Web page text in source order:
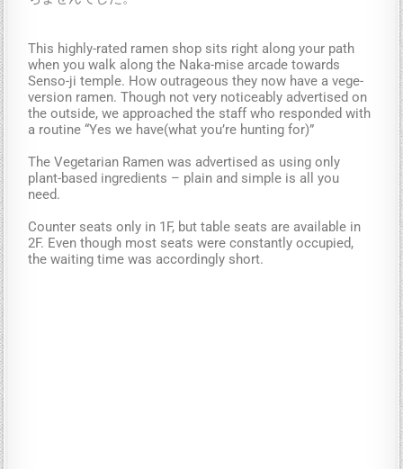
This highly-rated ramen shop sits right along your path
when you walk along the Naka-mise arcade towards
Senso-ji temple. How outrageous they now have a vege-
version ramen. Though not very noticeably advertised on
the outside, we approached the staff who responded with
a routine “Yes we have(what you’re hunting for)”
The Vegetarian Ramen was advertised as using only
plant-based ingredients – plain and simple is all you
need.
Counter seats only in 1F, but table seats are available in
2F. Even though most seats were constantly occupied,
the waiting time was accordingly short.